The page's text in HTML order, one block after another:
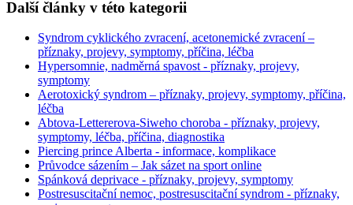
Další články v této kategorii
Syndrom cyklického zvracení, acetonemické zvracení –
příznaky, projevy, symptomy, příčina, léčba
Hypersomnie, nadměrná spavost - příznaky, projevy,
symptomy
Aerotoxický syndrom – příznaky, projevy, symptomy, příčina,
léčba
Abtova-Lettererova-Siweho choroba - příznaky, projevy,
symptomy, léčba, příčina, diagnostika
Piercing prince Alberta - informace, komplikace
Průvodce sázením – Jak sázet na sport online
Spánková deprivace - příznaky, projevy, symptomy
Postresuscitační nemoc, postresuscitační syndrom - příznaky,